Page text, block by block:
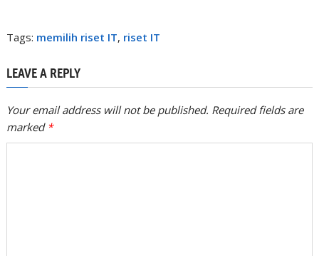
Tags: memilih riset IT, riset IT
LEAVE A REPLY
Your email address will not be published. Required fields are
marked *